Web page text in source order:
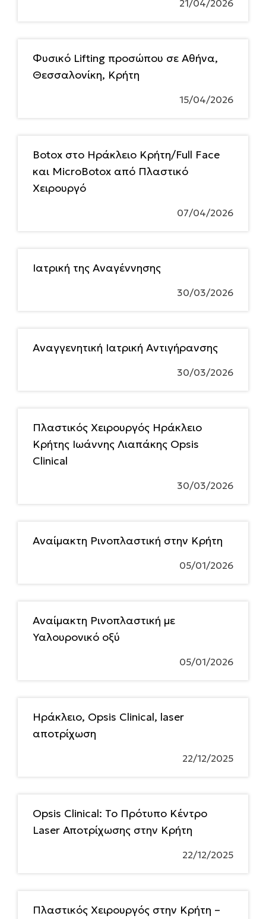
21/04/2026
Φυσικό Lifting προσώπου σε Αθήνα,
Θεσσαλονίκη, Κρήτη
15/04/2026
Botox στο Ηράκλειο Κρήτη/Full Face
και MicroBotox από Πλαστικό
Χειρουργό
07/04/2026
Ιατρική της Αναγέννησης
30/03/2026
Αναγγενητική Ιατρική Αντιγήρανσης
30/03/2026
Πλαστικός Χειρουργός Ηράκλειο
Κρήτης Ιωάννης Λιαπάκης Opsis
Clinical
30/03/2026
Αναίμακτη Ρινοπλαστική στην Κρήτη
05/01/2026
Αναίμακτη Ρινοπλαστική με
Υαλουρονικό οξύ
05/01/2026
Ηράκλειο, Opsis Clinical, laser
αποτρίχωση
22/12/2025
Opsis Clinical: Το Πρότυπο Κέντρο
Laser Αποτρίχωσης στην Κρήτη
22/12/2025
Πλαστικός Χειρουργός στην Κρήτη –